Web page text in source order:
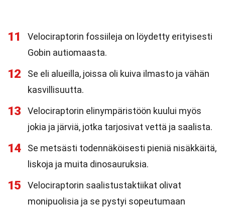
11
Velociraptorin fossiileja on löydetty erityisesti
Gobin autiomaasta.
12
Se eli alueilla, joissa oli kuiva ilmasto ja vähän
kasvillisuutta.
13
Velociraptorin elinympäristöön kuului myös
jokia ja järviä, jotka tarjosivat vettä ja saalista.
14
Se metsästi todennäköisesti pieniä nisäkkäitä,
liskoja ja muita dinosauruksia.
15
Velociraptorin saalistustaktiikat olivat
monipuolisia ja se pystyi sopeutumaan